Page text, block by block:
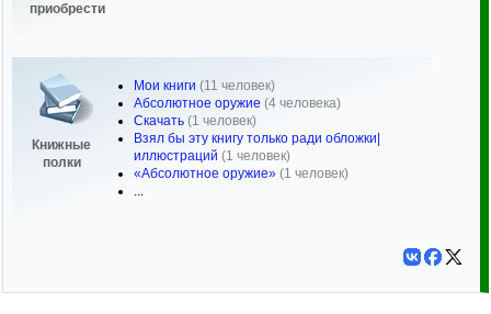
приобрести
Книжные
полки
Мои книги (11 человек)
Абсолютное оружие (4 человека)
Скачать (1 человек)
Взял бы эту книгу только ради обложки|
иллюстраций (1 человек)
«Абсолютное оружие» (1 человек)
...